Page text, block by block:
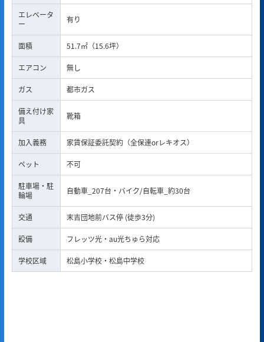
エレベータ
ー
有り
面積 51.7㎡（15.6坪）
エアコン 無し
ガス 都市ガス
備え付け家
具
靴箱
加入義務 家賃保証委託契約（全保連orレキオス）
ペット 不可
駐車場・駐
輪場
自動車_207台・バイク/自転車_約30台
交通 末吉団地前バス停 (徒歩3分)
設備 フレッツ光・au光ちゅら対応
学校区域 松島小学校・松島中学校